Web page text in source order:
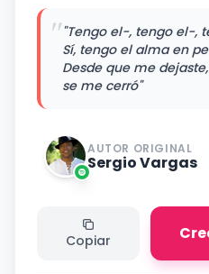
""Tengo el-, tengo el-,
Sí, tengo el alma en
Desde que me
se me cerró"
AUTOR ORIGINAL
Sergio Vargas
Copiar